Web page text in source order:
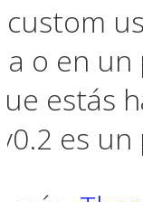
o en
estás
es